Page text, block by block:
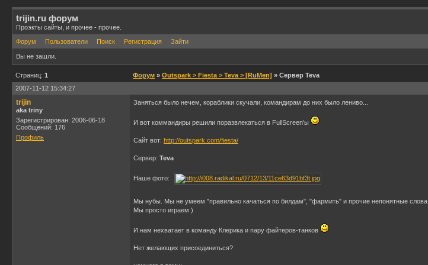
trijin.ru форум
Проэкты сайты, и прочее - прочее.
Форум
Пользователи Поиск Регистрация Зайти
Вы не зашли.
Страниц: 1 Форум » Outspark > Fiesta > Teva > [RuMen] » Сервер Teva
2007-11-12 15:34:27
trijin
aka triny
Зарегистрирован: 2006-06-18
Сообщений: 176
Профиль
Заняться было нечем, кораблики скучали, командирам до них было лениво...
И вот коммандиры решили поразвлекаться в FullScreen'ы
Сайт вот: http://outspark.com/fiesta/
Сервер: Teva
Наше фото:
Мы нубы. Мы не умеем "правильно качаться по билдам", "фармить" и прочие непонятные слова
Мы просто играем )
И нам нехватает в команду Клерика и пару файтеров-танков
Нет желающих присоединиться?